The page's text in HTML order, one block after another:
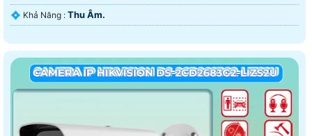
️💠 Khả Năng : Thu Âm.